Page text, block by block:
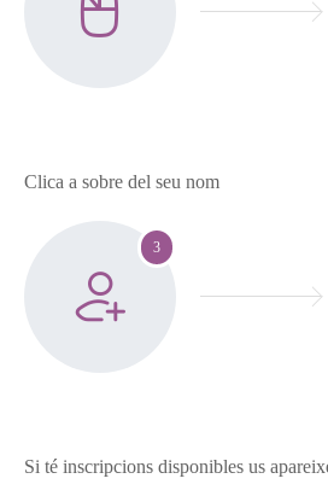
Clica a sobre del seu nom
3
Si té inscripcions disponibles us